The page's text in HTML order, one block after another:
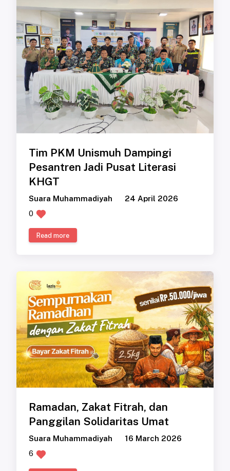
Tim PKM Unismuh Dampingi
Pesantren Jadi Pusat Literasi
KHGT
Suara Muhammadiyah
24 April 2026
0
Read more
Ramadan, Zakat Fitrah, dan
Panggilan Solidaritas Umat
Suara Muhammadiyah
16 March 2026
6